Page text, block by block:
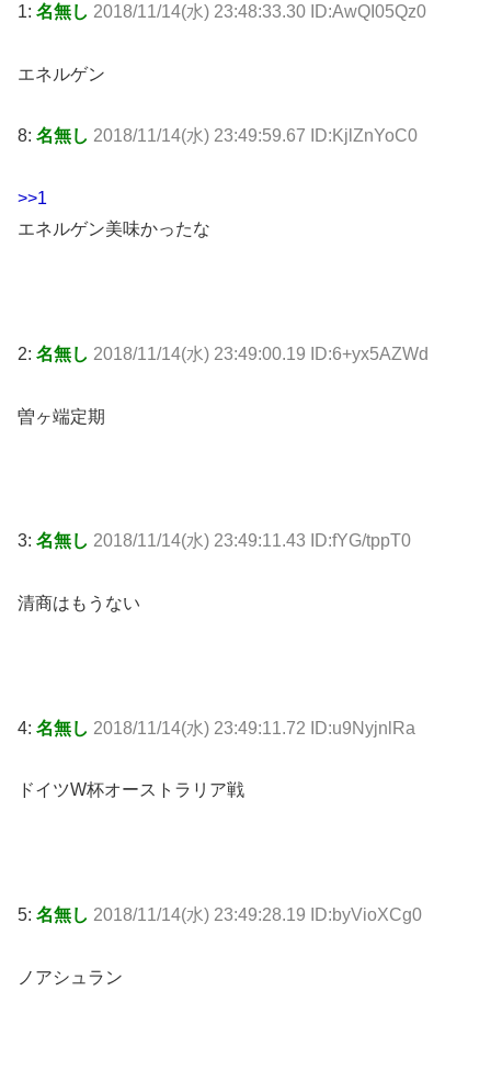
1: 名無し 2018/11/14(水) 23:48:33.30 ID:AwQI05Qz0
エネルゲン
8: 名無し 2018/11/14(水) 23:49:59.67 ID:KjlZnYoC0
>>1
エネルゲン美味かったな
2: 名無し 2018/11/14(水) 23:49:00.19 ID:6+yx5AZWd
曽ヶ端定期
3: 名無し 2018/11/14(水) 23:49:11.43 ID:fYG/tppT0
清商はもうない
4: 名無し 2018/11/14(水) 23:49:11.72 ID:u9NyjnlRa
ドイツW杯オーストラリア戦
5: 名無し 2018/11/14(水) 23:49:28.19 ID:byVioXCg0
ノアシュラン